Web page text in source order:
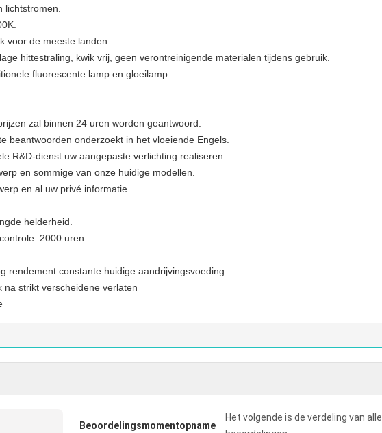
voor de meeste landen.
hittestraling, kwik vrij, geen verontreinigende materialen tijdens gebruik.
fluorescente lamp en gloeilamp.
zal binnen 24 uren worden geantwoord.
beantwoorden onderzoekt in het vloeiende Engels.
R&D-dienst uw aangepaste verlichting realiseren.
en sommige van onze huidige modellen.
en al uw privé informatie.
helderheid.
2000 uren
constante huidige aandrijvingsvoeding.
strikt verscheidene verlaten
Beoordelingsmomentopname
Het volgende is de verdeling van alle